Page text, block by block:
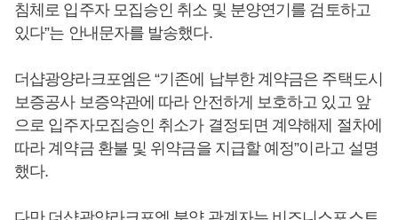
침체로 입주자 모집승인 취소 및 분양연기를 검토하고
있다”는 안내문자를 발송했다.
더샵광양라크포엠은 “기존에 납부한 계약금은 주택도시
보증공사 보증약관에 따라 안전하게 보호하고 있고 앞
으로 입주자모집승인 취소가 결정되면 계약해제 절차에
따라 계약금 환불 및 위약금을 지급할 예정”이라고 설명
했다.